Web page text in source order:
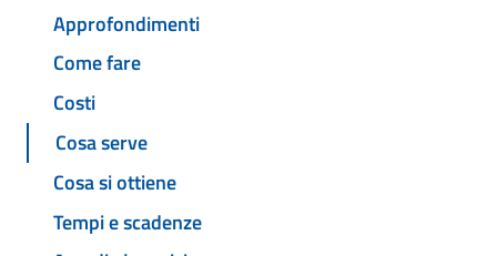
Approfondimenti
Come fare
Costi
Cosa serve
Cosa si ottiene
Tempi e scadenze